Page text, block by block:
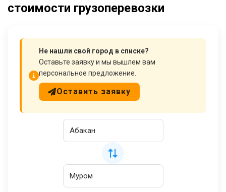
стоимости грузоперевозки
Не нашли свой город в списке?
Оставьте заявку и мы вышлем вам
персональное предложение.
Оставить заявку